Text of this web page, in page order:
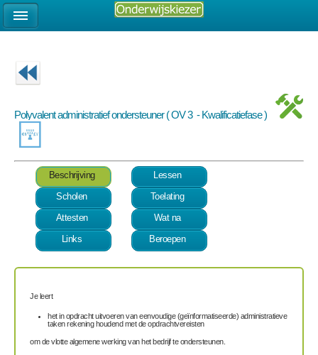
Polyvalent administratief ondersteuner ( OV 3 - Kwalificatiefase )
Beschrijving
Lessen
Scholen
Toelating
Attesten
Wat na
Links
Beroepen
Je leert
het in opdracht uitvoeren van eenvoudige (geïnformatiseerde) administratieve
taken rekening houdend met de opdrachtvereisten
om de vlotte algemene werking van het bedrijf te ondersteunen.